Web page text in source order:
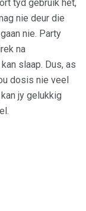
tyd gebruik het,
nie deur die
nie. Party
na
slaap. Dus, as
dosis nie veel
jy gelukkig